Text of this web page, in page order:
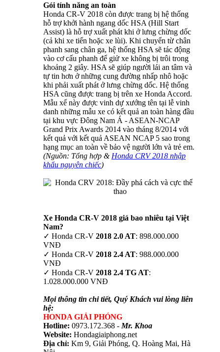
Gói tính năng an toàn
Honda CR-V 2018 còn được trang bị hệ thống
hỗ trợ khởi hành ngang dốc HSA (Hill Start
Assist) là hỗ trợ xuất phát khi ở lưng chừng dốc
(cả khi xe tiến hoặc xe lùi). Khi chuyển từ chân
phanh sang chân ga, hệ thống HSA sẽ tác động
vào cơ cấu phanh để giử xe không bị trôi trong
khoảng 2 giây. HSA sẽ giúp người lái an tâm và
tự tin hơn ở những cung đường nhấp nhô hoặc
khi phải xuất phát ở lưng chừng dốc. Hệ thống
HSA cũng được trang bị trên xe Honda Accord.
Mẫu xế này được vinh dự xướng tên tại lễ vinh
danh những mẫu xe có kết quả an toàn hàng đầu
tại khu vực Đông Nam Á - ASEAN-NCAP
Grand Prix Awards 2014 vào tháng 8/2014 với
kết quả với kết quả ASEAN NCAP 5 sao trong
hạng mục an toàn về bảo vệ người lớn và trẻ em.
(Nguồn: Tổng hợp & Honda CRV 2018 nhập
khẩu nguyên chiếc)
Xe Honda CR-V 2018 giá bao nhiêu tại Việt
Nam?
✓ Honda CR-V 2018 2.0 AT: 898.000.000
VNĐ
✓ Honda CR-V 2018 2.4 AT: 988.000.000
VNĐ
✓ Honda CR-V 2018 2.4 TG AT:
1.028.000.000 VNĐ
Mọi thông tin chi tiết, Quý Khách vui lòng liên
hệ:
HONDA GIẢI PHÓNG
Hotline: 0973.172.368 - Mr. Khoa
Website: Hondagiaiphong.net
Địa chỉ: Km 9, Giải Phóng, Q. Hoàng Mai, Hà